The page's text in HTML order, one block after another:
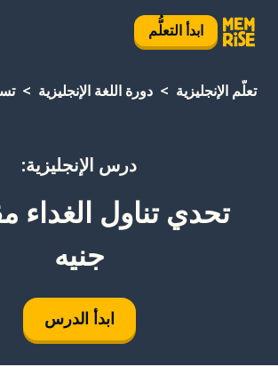
ابدأ التعلُّم
تعلَّم الإنجليزية دورة اللغة الإنجليزية
درس الإنجليزية:
جنيه
ابدأ الدرس